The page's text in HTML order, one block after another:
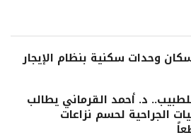
وحدات سكنية بنظام الإيجار
د. أحمد القرماني يطالب
الجراحية لحسم نزاعات